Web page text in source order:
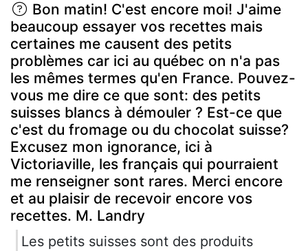
Bon matin! C'est encore moi! J'aime
beaucoup essayer vos recettes mais
certaines me causent des petits
problèmes car ici au québec on n'a pas
les mêmes termes qu'en France. Pouvez-
vous me dire ce que sont: des petits
suisses blancs à démouler ? Est-ce que
c'est du fromage ou du chocolat suisse?
Excusez mon ignorance, ici à
Victoriaville, les français qui pourraient
me renseigner sont rares. Merci encore
et au plaisir de recevoir encore vos
recettes. M. Landry
Les petits suisses sont des produits